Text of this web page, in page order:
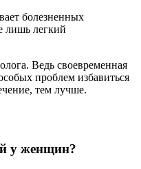
болезненных
лишь легкий
Ведь своевременная
проблем избавиться
тем лучше.
у женщин?